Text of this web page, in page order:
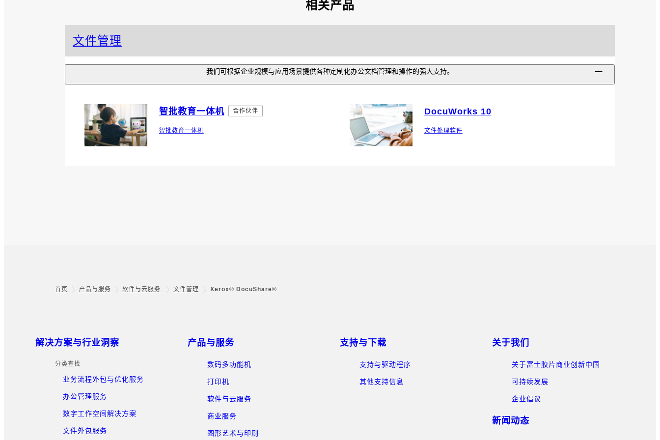
相关产品
文件管理
我们可根据企业规模与应用场景提供各种定制化办公文档管理和操作的强大支持。
智批教育一体机 合作伙伴
智批教育一体机
DocuWorks 10
文件处理软件
首页 产品与服务 软件与云服务 文件管理 Xerox® DocuShare®
网站地图
解决方案与行业洞察
分类查找
业务流程外包与优化服务
办公管理服务
数字工作空间解决方案
文件外包服务
产品与服务
数码多功能机
打印机
软件与云服务
商业服务
图形艺术与印刷
支持与下载
支持与驱动程序
其他支持信息
关于我们
关于富士胶片商业创新中国
可持续发展
企业倡议
新闻动态